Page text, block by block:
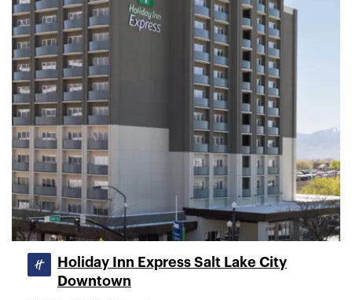
Holiday Inn Express Salt Lake City
Downtown